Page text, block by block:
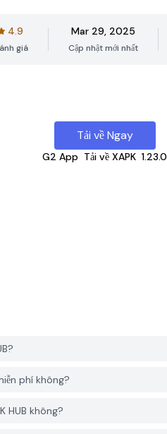
4.9
giá
Mar 29, 2025
Cập nhật mới nhất
Tải về Ngay
G2 App Tải về XAPK 1.23.0
phí không?
HUB không?